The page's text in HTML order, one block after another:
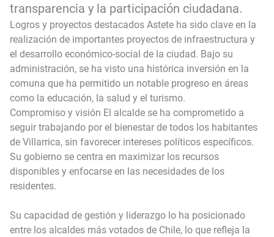
transparencia y la participación ciudadana.
Logros y proyectos destacados Astete ha sido clave en la
realización de importantes proyectos de infraestructura y
el desarrollo económico-social de la ciudad. Bajo su
administración, se ha visto una histórica inversión en la
comuna que ha permitido un notable progreso en áreas
como la educación, la salud y el turismo.
Compromiso y visión El alcalde se ha comprometido a
seguir trabajando por el bienestar de todos los habitantes
de Villarrica, sin favorecer intereses políticos específicos.
Su gobierno se centra en maximizar los recursos
disponibles y enfocarse en las necesidades de los
residentes.
Su capacidad de gestión y liderazgo lo ha posicionado
entre los alcaldes más votados de Chile, lo que refleja la